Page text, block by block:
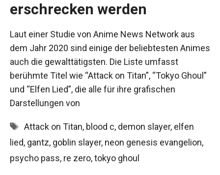
erschrecken werden
Laut einer Studie von Anime News Network aus
dem Jahr 2020 sind einige der beliebtesten Animes
auch die gewalttätigsten. Die Liste umfasst
berühmte Titel wie “Attack on Titan”, “Tokyo Ghoul”
und “Elfen Lied”, die alle für ihre grafischen
Darstellungen von
Schlagwörter
Attack on Titan, blood c, demon slayer, elfen
lied, gantz, goblin slayer, neon genesis evangelion,
psycho pass, re zero,tokyo ghoul